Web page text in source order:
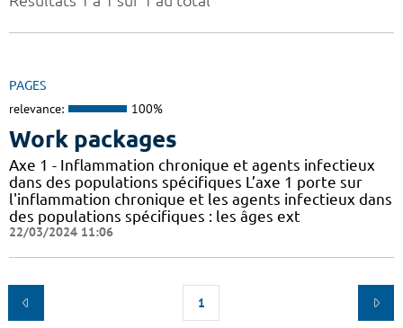
PAGES
relevance: 100%
Work packages
Axe 1 - Inflammation chronique et agents infectieux
dans des populations spécifiques L’axe 1 porte sur
l'inflammation chronique et les agents infectieux dans
des populations spécifiques : les âges ext
22/03/2024 11:06
1